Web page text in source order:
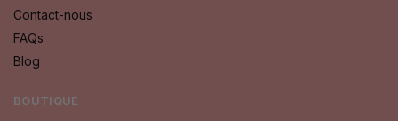
Contact-nous
FAQs
Blog
BOUTIQUE